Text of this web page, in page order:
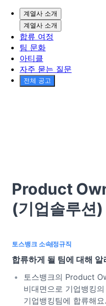
계열사 소개
계열사 소개
합류 여정
팀 문화
아티클
자주 묻는 질문
전체 공고
Product
(기업솔루션)
토스뱅크 소속정규직
합류하게 될 팀에 대해 알
토스뱅크의 Product
비대면으로 기업뱅킹
기업뱅킹팀에 합류해요.